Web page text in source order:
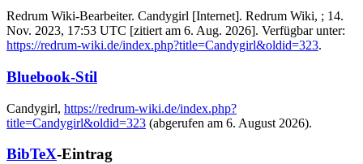
Redrum Wiki-Bearbeiter. Candygirl [Internet]. Redrum Wiki, ; 14.
Nov. 2023, 17:53 UTC [zitiert am 6. Aug. 2026]. Verfügbar unter:
https://redrum-wiki.de/index.php?title=Candygirl&oldid=323.
Bluebook-Stil
Candygirl, https://redrum-wiki.de/index.php?
title=Candygirl&oldid=323 (abgerufen am 6. August 2026).
BibTeX-Eintrag